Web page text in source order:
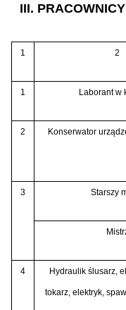
III.
1 2
1 Laborant w
2 Konserwator
3 Starszy
4 Hydraulik ślusarz,
tokarz, elektryk,